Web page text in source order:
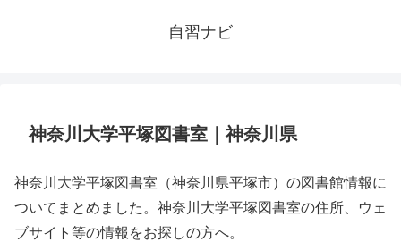
自習ナビ
神奈川大学平塚図書室｜神奈川県
神奈川大学平塚図書室（神奈川県平塚市）の図書館情報に
ついてまとめました。神奈川大学平塚図書室の住所、ウェ
ブサイト等の情報をお探しの方へ。